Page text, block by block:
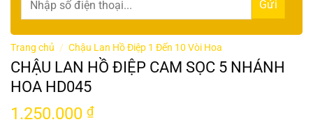
Trang chủ / Chậu Lan Hồ Điệp 1 Đến 10 Vòi Hoa
CHẬU LAN HỒ ĐIỆP CAM SỌC 5 NHÁNH
HOA HD045
1.250.000 ₫